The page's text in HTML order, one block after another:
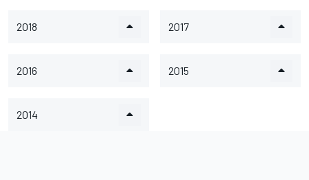
2018 2017
2016 2015
2014